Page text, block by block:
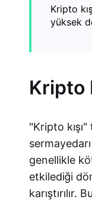
Kripto
yüksek
Kripto
"Kripto
genellikle
etkilediği
karıştırılır.